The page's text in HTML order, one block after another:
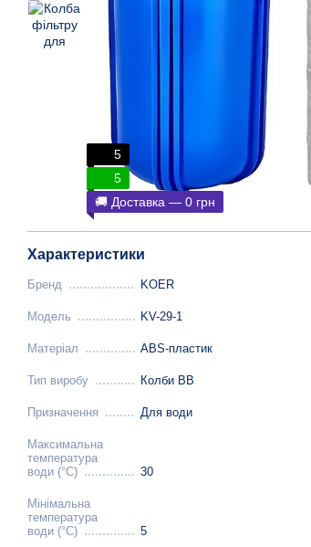
5
5
🚚 Доставка — 0 грн
Характеристики
Бренд KOER
Модель KV-29-1
Матеріал ABS-пластик
Тип виробу Колби ВВ
Призначення Для води
Максимальна
температура
води (°C)
30
Мінімальна
температура
води (°C)
5